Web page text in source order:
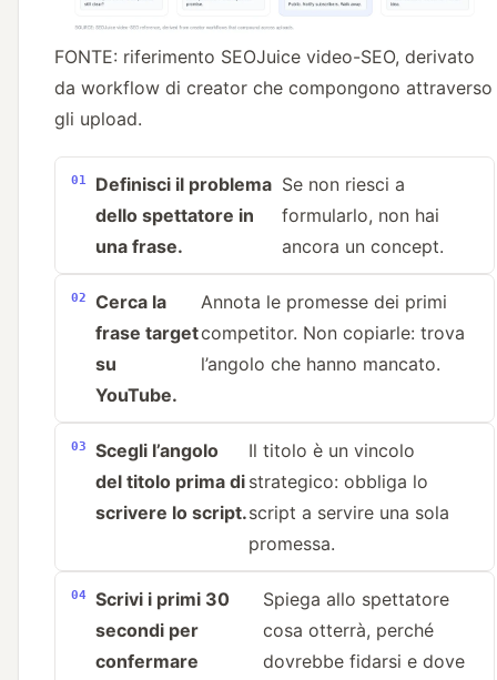
FONTE: riferimento SEOJuice video-SEO, derivato
da workflow di creator che compongono attraverso
gli upload.
Definisci il problema
dello spettatore in
una frase.
Se non riesci a
formularlo, non hai
ancora un concept.
Cerca la
frase target
su
YouTube.
Annota le promesse dei primi
competitor. Non copiarle: trova
l’angolo che hanno mancato.
Scegli l’angolo
del titolo prima di
scrivere lo script.
Il titolo è un vincolo
strategico: obbliga lo
script a servire una sola
promessa.
Scrivi i primi 30
secondi per
confermare
Spiega allo spettatore
cosa otterrà, perché
dovrebbe fidarsi e dove